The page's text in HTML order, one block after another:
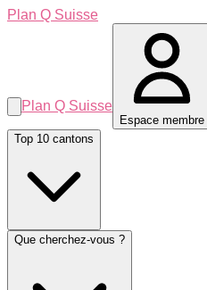
Plan Q Suisse
Plan Q Suisse
Espace membre
Top 10 cantons
Que cherchez-vous ?